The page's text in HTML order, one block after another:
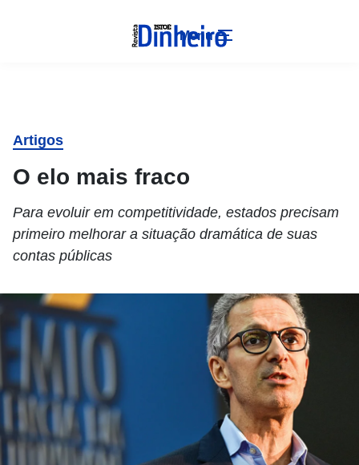
Menu
Artigos
O elo mais fraco
Para evoluir em competitividade, estados precisam
primeiro melhorar a situação dramática de suas
contas públicas